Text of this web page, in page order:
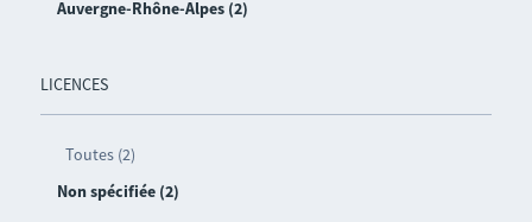
Auvergne-Rhône-Alpes (2)
LICENCES
Toutes (2)
Non spécifiée (2)